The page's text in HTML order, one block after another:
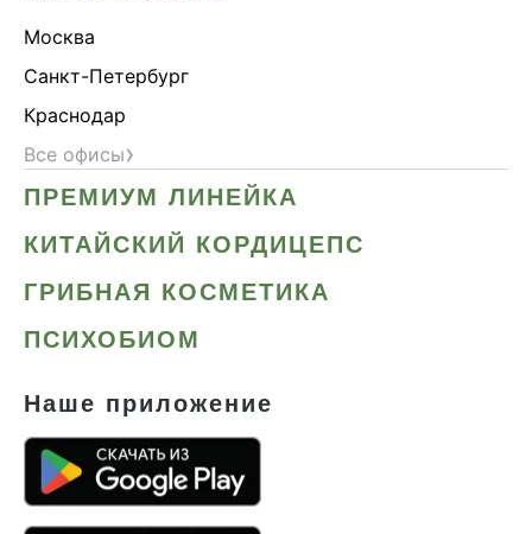
Москва
Санкт-Петербург
Краснодар
Все офисы›
ПРЕМИУМ ЛИНЕЙКА
КИТАЙСКИЙ КОРДИЦЕПС
ГРИБНАЯ КОСМЕТИКА
ПСИХОБИОМ
Наше приложение